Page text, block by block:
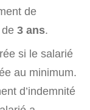
de
3 ans.
si le salarié
au minimum.
d’indemnité